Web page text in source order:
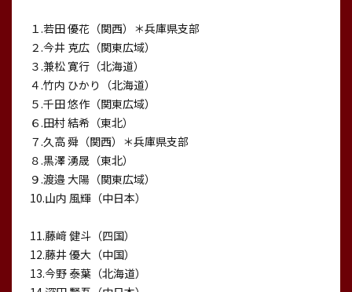
１.若田 優花（関西）＊兵庫県支部
２.今井 克広（関東広域）
３.兼松 寛行（北海道）
４.竹内 ひかり（北海道）
５.千田 悠作（関東広域）
６.田村 結希（東北）
７.久高 舜（関西）＊兵庫県支部
８.黒澤 湧晟（東北）
９.渡邉 大陽（関東広域）
10.山内 風輝（中日本）
11.藤﨑 健斗（四国）
12.藤井 優大（中国）
13.今野 泰葉（北海道）